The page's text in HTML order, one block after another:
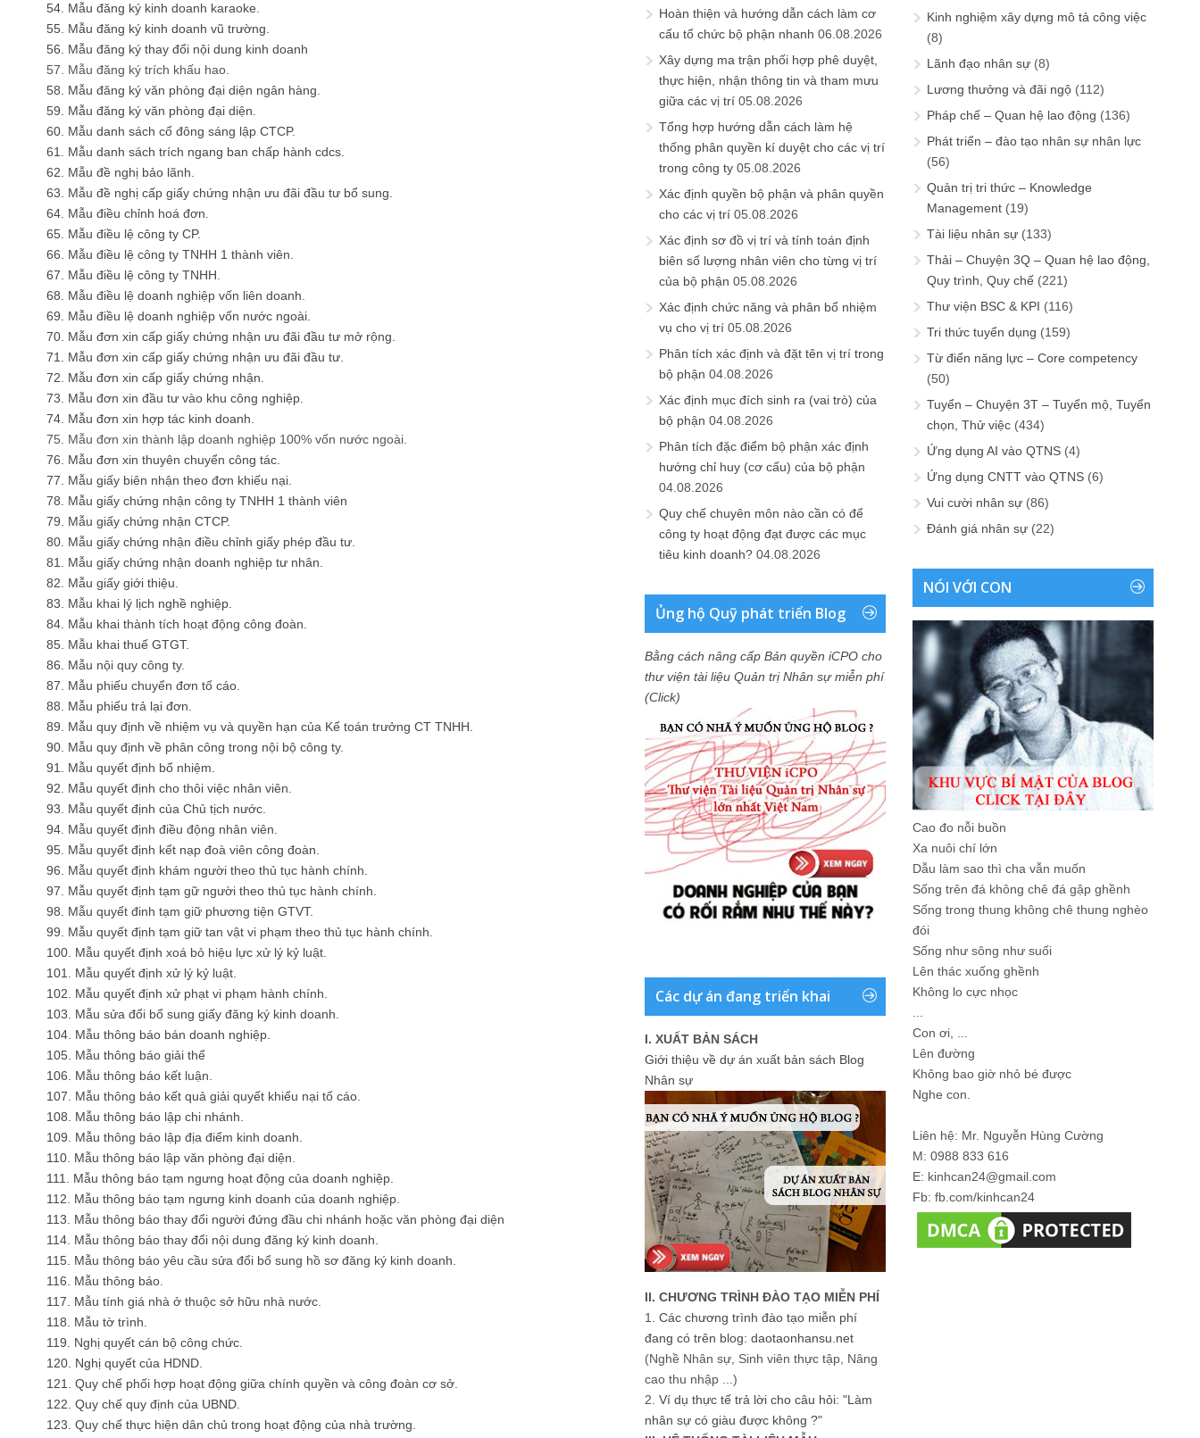
54. Mẫu đăng ký kinh doanh karaoke.
55. Mẫu đăng ký kinh doanh vũ trường.
56. Mẫu đăng ký thay đổi nội dung kinh doanh
57. Mẫu đăng ký trích khấu hao.
58. Mẫu đăng ký văn phòng đại diện ngân hàng.
59. Mẫu đăng ký văn phòng đại diện.
60. Mẫu danh sách cổ đông sáng lập CTCP.
61. Mẫu danh sách trích ngang ban chấp hành cdcs.
62. Mẫu đề nghị bảo lãnh.
63. Mẫu đề nghị cấp giấy chứng nhận ưu đãi đầu tư bổ sung.
64. Mẫu điều chỉnh hoá đơn
65. Mẫu điều lệ công ty CP.
66. Mẫu điều lệ công ty TNHH 1 thành viên.
67. Mẫu điều lệ công ty TNHH.
68. Mẫu điều lệ doanh nghiệp vốn liên doanh.
69. Mẫu điều lệ doanh nghiệp vốn nước ngoài.
70. Mẫu đơn xin cấp giấy chứng nhận ưu đãi đầu tư mở rộng.
71. Mẫu đơn xin cấp giấy chứng nhận ưu đãi đầu tư.
72. Mẫu đơn xin cấp giấy chứng nhận.
73. Mẫu đơn xin đầu tư vào khu công nghiệp.
74. Mẫu đơn xin hợp tác kinh doanh.
75. Mẫu đơn xin thành lập doanh nghiệp 100% vốn nước ngoài.
76. Mẫu đơn xin thuyên chuyển công tác.
77. Mẫu giấy biên nhận theo đơn khiếu nại.
78. Mẫu giấy chứng nhận công ty TNHH 1 thành viên
79. Mẫu giấy chứng nhận CTCP.
80. Mẫu giấy chứng nhận điều chỉnh giấy phép đầu tư.
81. Mẫu giấy chứng nhận doanh nghiệp tư nhân.
82. Mẫu giấy giới thiệu.
83. Mẫu khai lý lịch nghề nghiệp.
84. Mẫu khai thành tích hoạt động công đoàn.
85. Mẫu khai thuế GTGT.
86. Mẫu nội quy công ty.
87. Mẫu phiếu chuyển đơn tố cáo.
88. Mẫu phiếu trả lại đơn.
89. Mẫu quy định về nhiệm vụ và quyền hạn của Kế toán trưởng CT TNHH.
90. Mẫu quy định về phân công trong nội bộ công ty.
91. Mẫu quyết định bổ nhiệm.
92. Mẫu quyết định cho thôi việc nhân viên.
93. Mẫu quyết định của Chủ tịch nước.
94. Mẫu quyết định điều động nhân viên.
95. Mẫu quyết định kết nạp đoà viên công đoàn.
96. Mẫu quyết định khám người theo thủ tục hành chính.
97. Mẫu quyết định tạm gữ người theo thủ tục hành chính.
98. Mẫu quyết đinh tạm giữ phương tiện GTVT.
99. Mẫu quyết định tạm giữ tan vật vi phạm theo thủ tục hành chính.
100. Mẫu quyết định xoá bỏ hiệu lực xử lý kỷ luật.
101. Mẫu quyết định xử lý kỷ luật.
102. Mẫu quyết định xử phạt vi phạm hành chính.
103. Mẫu sửa đổi bổ sung giấy đăng ký kinh doanh
104. Mẫu thông báo bán doanh nghiệp.
105. Mẫu thông báo giải thể
106. Mẫu thông báo kết luận.
107. Mẫu thông báo kết quả giải quyết khiếu nại tố cáo.
108. Mẫu thông báo lập chi nhánh.
109. Mẫu thông báo lập địa điểm kinh doanh.
110. Mẫu thông báo lập văn phòng đại diện.
111. Mẫu thông báo tạm ngưng hoạt động của doanh nghiệp.
112. Mẫu thông báo tạm ngưng kinh doanh của doanh nghiệp.
113. Mẫu thông báo thay đổi người đứng đầu chi nhánh hoặc văn phòng đại diện
114. Mẫu thông báo thay đổi nội dung đăng ký kinh doanh.
115. Mẫu thông báo yêu cầu sửa đổi bổ sung hồ sơ đăng ký kinh doanh.
116. Mẫu thông báo.
117. Mẫu tính giá nhà ở thuộc sở hữu nhà nước
118. Mẫu tờ trình.
119. Nghị quyết cán bộ công chức.
120. Nghị quyết của HDND.
121. Quy chế phối hợp hoạt động giữa chính quyền và công đoàn cơ sở.
122. Quy chế quy định của UBND
123. Quy chế thực hiện dân chủ trong hoạt động của nhà trường.
Hoàn thiện và hướng dẫn cách làm cơ
cấu tổ chức bộ phận nhanh 06.08.2026
Xây dựng ma trận phối hợp phê duyệt,
thực hiện, nhận thông tin và tham mưu
giữa các vị trí 05.08.2026
Tổng hợp hướng dẫn cách làm hệ
thống phân quyền kí duyệt cho các vị trí
trong công ty 05.08.2026
Xác định quyền bộ phận và phân quyền
cho các vị trí 05.08.2026
Xác định sơ đồ vị trí và tính toán định
biên số lượng nhân viên cho từng vị trí
của bộ phận 05.08.2026
Xác định chức năng và phân bổ nhiệm
vụ cho vị trí 05.08.2026
Phân tích xác định và đặt tên vị trí trong
bộ phận 04.08.2026
Xác định mục đích sinh ra (vai trò) của
bộ phận 04.08.2026
Phân tích đặc điểm bộ phận xác định
hướng chỉ huy (cơ cấu) của bộ phận
04.08.2026
Quy chế chuyên môn nào cần có để
công ty hoạt động đạt được các mục
tiêu kinh doanh? 04.08.2026
Ủng hộ Quỹ phát triển Blog
Bằng cách nâng cấp Bản quyền iCPO cho
thư viện tài liệu Quản trị Nhân sự miễn phí
(Click)
Các dự án đang triển khai
I. XUẤT BẢN SÁCH
Giới thiệu về dự án xuất bản sách Blog
Nhân sự
II. CHƯƠNG TRÌNH ĐÀO TẠO MIỄN PHÍ
1. Các chương trình đào tạo miễn phí
đang có trên blog: daotaonhansu.net
(Nghề Nhân sự, Sinh viên thực tập, Nâng
cao thu nhập ...)
2. Ví dụ thực tế trả lời cho câu hỏi: "Làm
nhân sự có giàu được không ?"
Kinh nghiệm xây dựng mô tả công việc
(8)
Lãnh đạo nhân sự (8)
Lương thưởng và đãi ngộ (112)
Pháp chế – Quan hệ lao động (136)
Phát triển – đào tạo nhân sự nhân lực
(56)
Quản trị tri thức – Knowledge
Management (19)
Tài liệu nhân sự (133)
Thải – Chuyện 3Q – Quan hệ lao động,
Quy trình, Quy chế (221)
Thư viện BSC & KPI (116)
Tri thức tuyển dụng (159)
Từ điển năng lực – Core competency
(50)
Tuyển – Chuyện 3T – Tuyển mộ, Tuyển
chọn, Thử việc (434)
Ứng dụng AI vào QTNS (4)
Ứng dụng CNTT vào QTNS (6)
Vui cười nhân sự (86)
Đánh giá nhân sự (22)
NÓI VỚI CON
Cao đo nỗi buồn
Xa nuôi chí lớn
Dẫu làm sao thì cha vẫn muốn
Sống trên đá không chê đá gập ghềnh
Sống trong thung không chê thung nghèo
đói
Sống như sông như suối
Lên thác xuống ghềnh
Không lo cực nhọc
Con ơi, ...
Lên đường
Không bao giờ nhỏ bé được
Nghe con.
Liên hệ: Mr. Nguyễn Hùng Cường
M: 0988 833 616
E: kinhcan24@gmail.com
Fb: fb.com/kinhcan24